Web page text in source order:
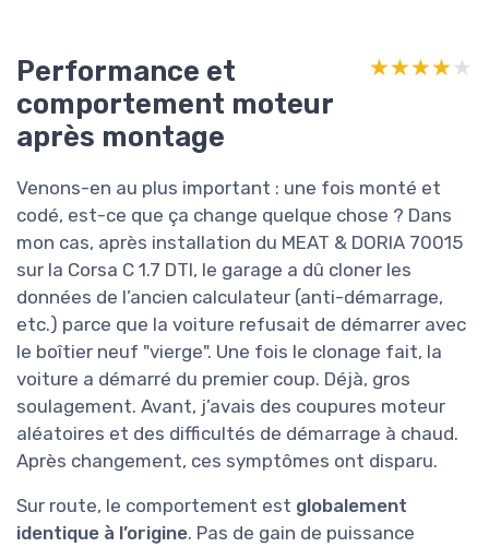
Performance et
comportement moteur
après montage
★★★★★
★★★★★
Venons-en au plus important : une fois monté et
codé, est-ce que ça change quelque chose ? Dans
mon cas, après installation du MEAT & DORIA 70015
sur la Corsa C 1.7 DTI, le garage a dû cloner les
données de l’ancien calculateur (anti-démarrage,
etc.) parce que la voiture refusait de démarrer avec
le boîtier neuf "vierge". Une fois le clonage fait, la
voiture a démarré du premier coup. Déjà, gros
soulagement. Avant, j’avais des coupures moteur
aléatoires et des difficultés de démarrage à chaud.
Après changement, ces symptômes ont disparu.
Sur route, le comportement est globalement
identique à l’origine. Pas de gain de puissance